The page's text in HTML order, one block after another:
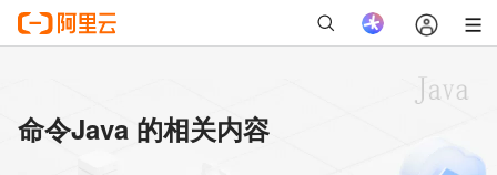
命令Java 的相关内容